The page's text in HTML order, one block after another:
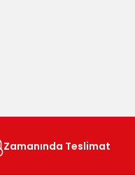
Zamanında Teslimat